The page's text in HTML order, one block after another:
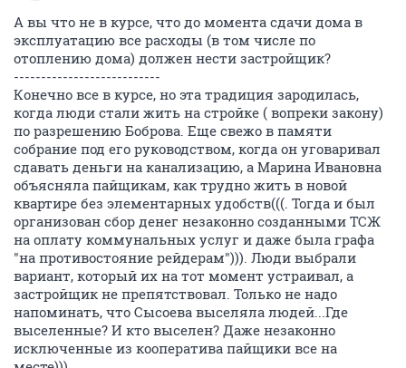
А вы что не в курсе, что до момента сдачи дома в
эксплуатацию все расходы (в том числе по
отоплению дома) должен нести застройщик?
---------------------------
Конечно все в курсе, но эта традиция зародилась,
когда люди стали жить на стройке ( вопреки закону)
по разрешению Боброва. Еще свежо в памяти
собрание под его руководством, когда он уговаривал
сдавать деньги на канализацию, а Марина Ивановна
объясняла пайщикам, как трудно жить в новой
квартире без элементарных удобств(((. Тогда и был
организован сбор денег незаконно созданными ТСЖ
на оплату коммунальных услуг и даже была графа
"на противостояние рейдерам"))). Люди выбрали
вариант, который их на тот момент устраивал, а
застройщик не препятствовал. Только не надо
напоминать, что Сысоева выселяла людей...Где
выселенные? И кто выселен? Даже незаконно
исключенные из кооператива пайщики все на